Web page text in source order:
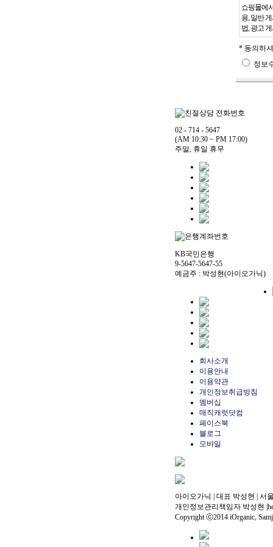
쇼핑몰에
용, 일반
법, 광고
* 동의하
정보
02 - 714 - 5647
(AM 10:30 ~ PM 17:00)
주말, 휴일 휴무
KB국민은행
9-5647-5647-55
예금주 : 박성현(아이오가닉)
회사소개
이용안내
이용약관
개인정보취급방침
멤버십
매직캐럿닷컴
페이스북
블로그
모바일
아이오가닉 대표 박성현 서
개인정보관리책임자 박성현
Copyright ⓒ2014 iOrganic,